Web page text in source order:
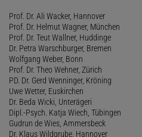
Prof. Dr. Ali Wacker, Hannover
Prof. Dr. Helmut Wagner, München
Prof. Dr. Teut Wallner, Huddinge
Dr. Petra Warschburger, Bremen
Wolfgang Weber, Bonn
Prof. Dr. Theo Wehner, Zürich
PD. Dr. Gerd Wenninger, Kröning
Uwe Wetter, Euskirchen
Dr. Beda Wicki, Unterägeri
Dipl.-Psych. Katja Wiech, Tübingen
Gudrun de Wies, Ammersbeck
Dr. Klaus Wildgrube, Hannover